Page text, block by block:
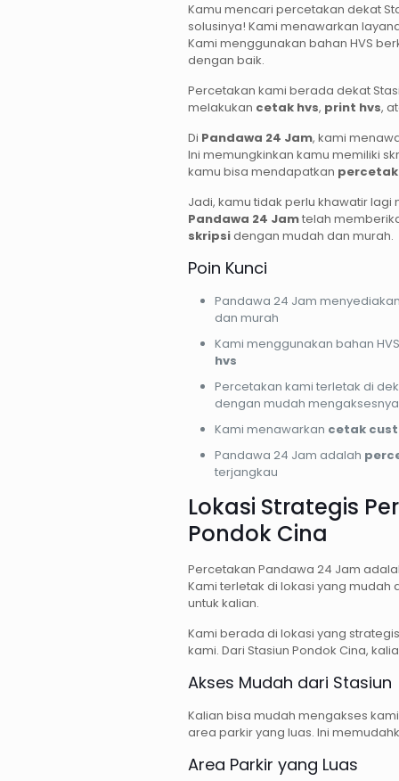
Kamu mencari percetakan dekat
solusinya! Kami menawarkan
Kami menggunakan bahan HVS
dengan baik.
Percetakan kami berada dekat
melakukan cetak hvs, print hvs,
Di Pandawa 24 Jam, kami
Ini memungkinkan kamu memiliki
kamu bisa mendapatkan
Jadi, kamu tidak perlu khawatir
Pandawa 24 Jamtelah
skripsidengan mudah dan murah.
Poin Kunci
Pandawa 24 Jam
dan murah
Kami menggunakan bahan
hvs
Percetakan kami terletak di
dengan mudah mengaksesnya
Kami menawarkan cetak
Pandawa 24 Jam adalah
terjangkau
Lokasi Strategis
Pondok Cina
Percetakan Pandawa 24 Jam
Kami terletak di lokasi yang mudah
untuk kalian.
Kami berada di lokasi yang
kami. Dari Stasiun Pondok Cina,
Akses Mudah dari Stasiun
Kalian bisa mudah mengakses
area parkir yang luas. Ini
Area Parkir yang Luas